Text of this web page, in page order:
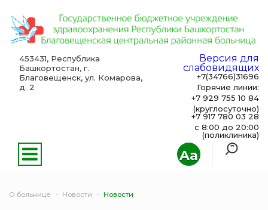
Aa
453431, Республика
Башкортостан, г.
Благовещенск, ул. Комарова,
д. 2
Версия для
слабовидящих
+7(34766)31696
Горячие линии:
+7 929 755 10 84
(круглосуточно)
+7 917 780 03 28
с 8:00 до 20:00
(поликлиника)
О больнице Новости Новости